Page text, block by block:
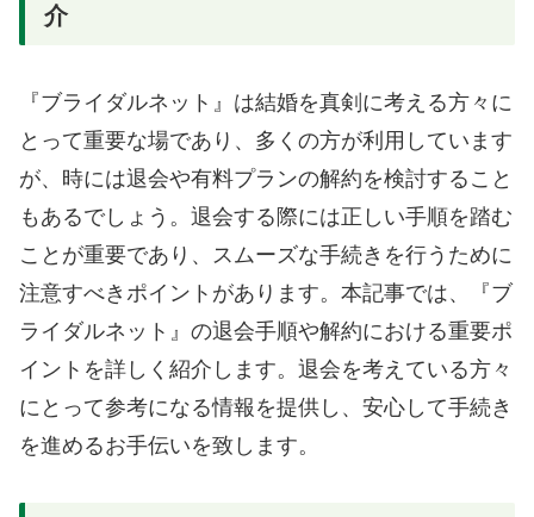
介
『ブライダルネット』は結婚を真剣に考える方々に
とって重要な場であり、多くの方が利用しています
が、時には退会や有料プランの解約を検討すること
もあるでしょう。退会する際には正しい手順を踏む
ことが重要であり、スムーズな手続きを行うために
注意すべきポイントがあります。本記事では、『ブ
ライダルネット』の退会手順や解約における重要ポ
イントを詳しく紹介します。退会を考えている方々
にとって参考になる情報を提供し、安心して手続き
を進めるお手伝いを致します。